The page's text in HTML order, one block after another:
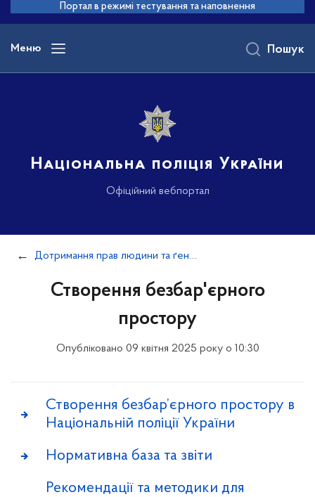
основного
вмісту
Портал в режимі тестування та наповнення
Меню
Національна поліція України
Офіційний вебпортал
Пошук
Дотримання прав людини та ґендерної політики
Створення безбар'єрного
простору
Опубліковано 09 квітня 2025 року о 10:30
Створення безбар’єрного простору в
Національній поліції України
Нормативна база та звіти
Рекомендації та методики для